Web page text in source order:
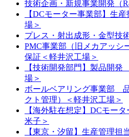
技術企画・新規事業開発（
【DCモーター事業部】生
場＞
プレス・射出成形・金型技
PMC事業部（旧メカアッシ
保証＜軽井沢工場＞
【技術開発部門】製品開
場＞
ボールベアリング事業部
クト管理）＜軽井沢工場＞
【海外駐在想定】DCモー
米子＞
【東京・汐留】生産管理担